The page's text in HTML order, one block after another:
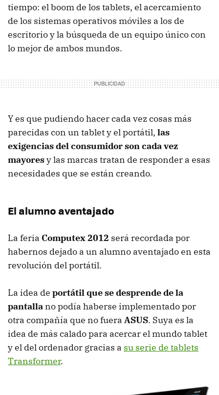
tiempo: el boom de los tablets, el acercamiento
de los sistemas operativos móviles a los de
escritorio y la búsqueda de un equipo único con
lo mejor de ambos mundos.
Y es que pudiendo hacer cada vez cosas más
parecidas con un tablet y el portátil, las
exigencias del consumidor son cada vez
mayoresy las marcas tratan de responder a esas
necesidades que se están creando.
El alumno aventajado
La feria Computex 2012 será recordada por
habernos dejado a un alumno aventajado en esta
revolución del portátil.
La idea de portátil que se desprende de la
pantalla no podía haberse implementado por
otra compañía que no fuera ASUS. Suya es la
idea de más calado para acercar el mundo tablet
y el del ordenador gracias a su serie de tablets
Transformer.